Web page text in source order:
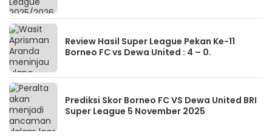
Review Hasil Super League Pekan Ke-11
Borneo FC vs Dewa United : 4 – 0.
Prediksi Skor Borneo FC VS Dewa United BRI
Super League 5 November 2025